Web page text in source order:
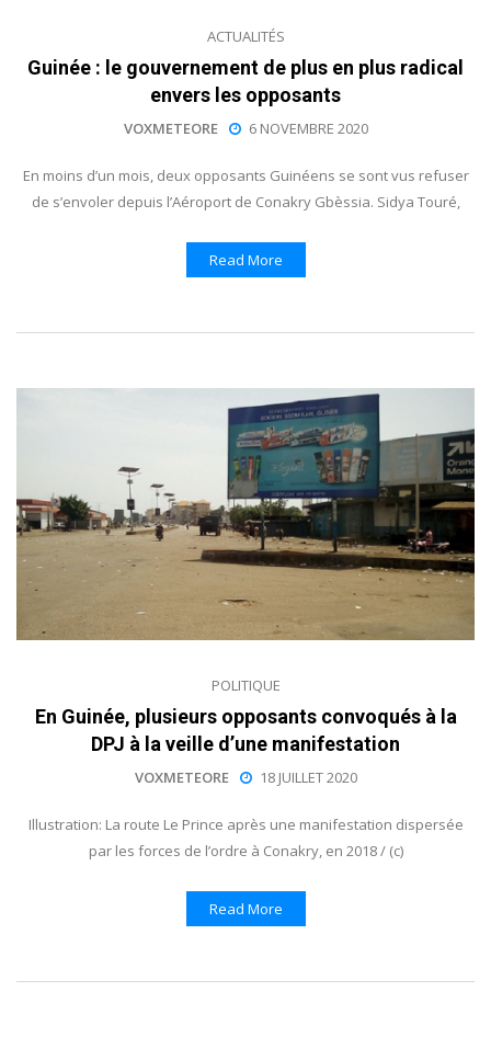
ACTUALITÉS
Guinée : le gouvernement de plus en plus radical
envers les opposants
VOXMETEORE 6 NOVEMBRE 2020
En moins d’un mois, deux opposants Guinéens se sont vus refuser
de s’envoler depuis l’Aéroport de Conakry Gbèssia. Sidya Touré,
Read More
POLITIQUE
En Guinée, plusieurs opposants convoqués à la
DPJ à la veille d’une manifestation
VOXMETEORE 18 JUILLET 2020
Illustration: La route Le Prince après une manifestation dispersée
par les forces de l’ordre à Conakry, en 2018 / (c)
Read More